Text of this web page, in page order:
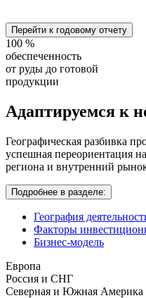
Перейти к годовому отчету
100 %
обеспеченность
от руды до готовой
продукции
Адаптируемся к
Географическая разбивка
успешная переориентация
региона и внутренний
Подробнее в разделе:
География
Факторы
Бизнес-модель
Европа
Россия и СНГ
Северная и Южная Америка